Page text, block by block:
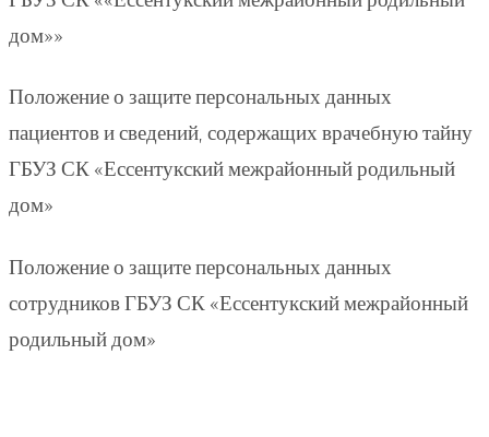
дом»»
Положение о защите персональных данных
пациентов и сведений, содержащих врачебную тайну
ГБУЗ СК «Ессентукский межрайонный родильный
дом»
Положение о защите персональных данных
сотрудников ГБУЗ СК «Ессентукский межрайонный
родильный дом»